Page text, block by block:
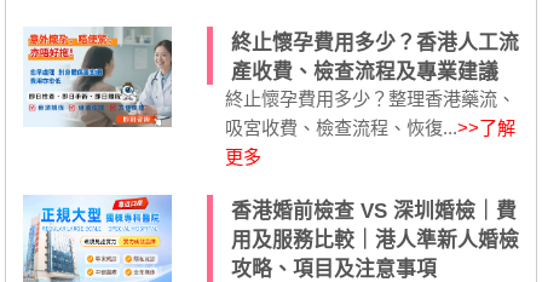
終止懷孕費用多少？香港人工流
產收費、檢查流程及專業建議
終止懷孕費用多少？整理香港藥流、
吸宮收費、檢查流程、恢復...>>了解
更多
香港婚前檢查 VS 深圳婚檢｜費
用及服務比較｜港人準新人婚檢
攻略、項目及注意事項